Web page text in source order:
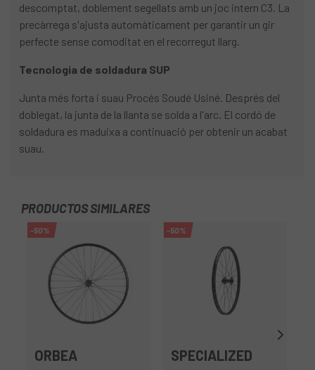
descomptat, doblement segellats amb un joc intern C3. La
precàrrega s'ajusta automàticament per garantir un gir
perfecte sense comoditat en el recorregut llarg.
Tecnologia de soldadura SUP
Junta més forta i suau Procés Soudé Usiné. Després del
doblegat, la junta de la llanta se solda a l'arc. El cordó de
soldadura es maduixa a continuació per obtenir un acabat
suau.
PRODUCTOS SIMILARES
-50%
ORBEA
-50%
SPECIALIZED